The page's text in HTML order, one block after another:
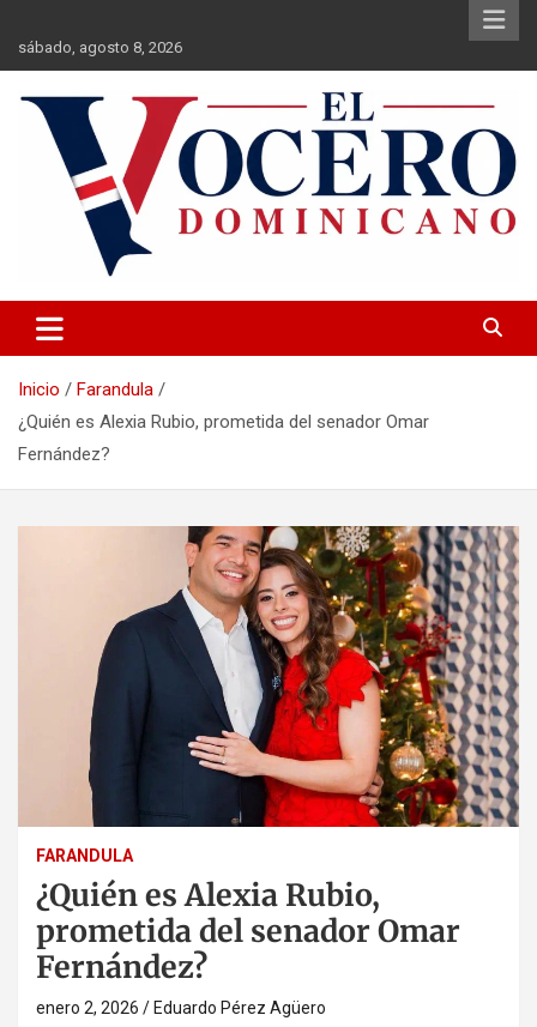
contenido
sábado, agosto 8, 2026
El Vocero Dominicano
Inicio
Farandula
¿Quién es Alexia Rubio, prometida del senador Omar
Fernández?
FARANDULA
¿Quién es Alexia Rubio,
prometida del senador Omar
Fernández?
enero 2, 2026 Eduardo Pérez Agüero